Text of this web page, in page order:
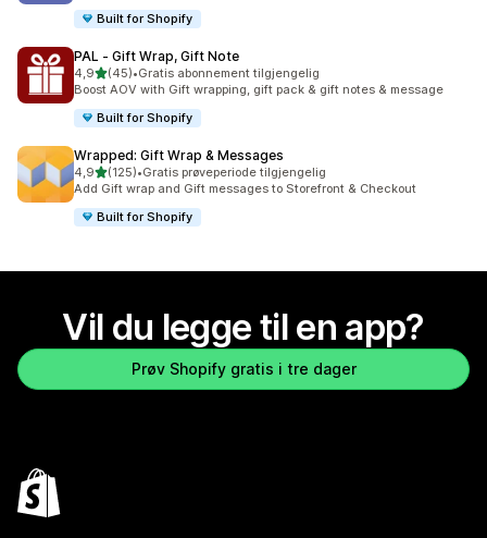
Built for Shopify
PAL ‑ Gift Wrap, Gift Note
4,9av 5 stjerner
(45)
Totalt 45 omtaler
•Gratis abonnement tilgjengelig
Boost AOV with Gift wrapping, gift pack & gift notes & message
Built for Shopify
Wrapped: Gift Wrap & Messages
4,9av 5 stjerner
(125)
Totalt 125 omtaler
•Gratis prøveperiode tilgjengelig
Add Gift wrap and Gift messages to Storefront & Checkout
Built for Shopify
Vil du legge til en app?
Prøv Shopify gratis i tre dager